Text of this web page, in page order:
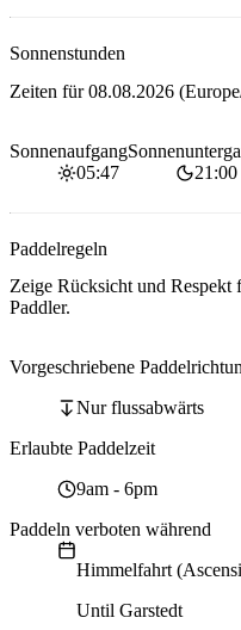
Sonnenstunden
Zeiten für08.08.2026
Sonnenaufgang
05:47
21:00
Paddelregeln
Zeige Rücksicht und
Paddler.
Vorgeschriebene
Nur flussabwärts
Erlaubte Paddelzeit
9am - 6pm
Paddeln verboten während
Himmelfahrt
Until Garstedt